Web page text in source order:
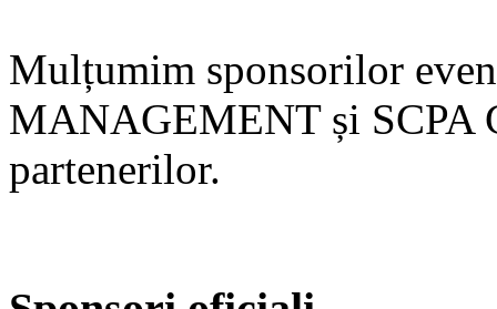
Mulțumim sponsorilor
MANAGEMENT și
partenerilor.